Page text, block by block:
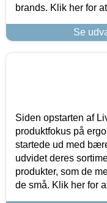
brands. Klik her for
Se
Siden opstarten af
produktfokus på
startede ud med
udvidet deres
produkter, som de
de små. Klik her for